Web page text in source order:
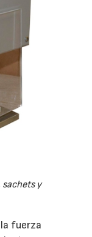
sachets y
fuerza